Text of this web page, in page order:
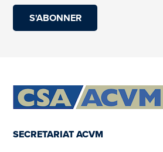
SECRETARIAT ACVM